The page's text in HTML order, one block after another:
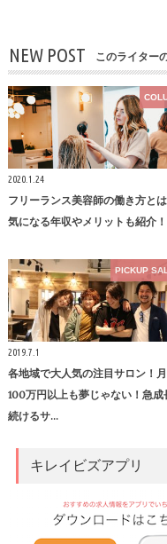
NEW POST このライター
2020.1.24
フリーランス美容師の働き方と
気になる年収やメリットも紹介！
PICKUP
2019.7.1
各地域で大人気の注目サロン！
100万円以上も夢じゃない！急成
続けるサ…
キレイビズアプリ